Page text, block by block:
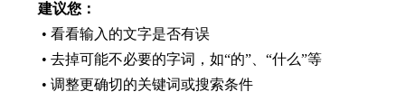
建议您：
• 看看输入的文字是否有误
• 去掉可能不必要的字词，如“的”、“什么”等
• 调整更确切的关键词或搜索条件